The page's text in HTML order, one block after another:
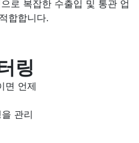
로 복잡한 수출입 및 통관 업
합합니다.
링
면 언제
관리